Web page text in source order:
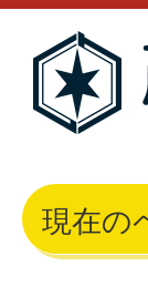
現在の